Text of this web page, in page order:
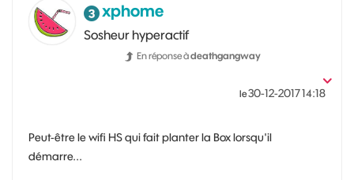
xphome
Sosheur hyperactif
En réponse àdeathgangway
le‎30-12-201714:18
Peut-être le wifi HS qui fait planter la Box lorsqu'il
démarre...